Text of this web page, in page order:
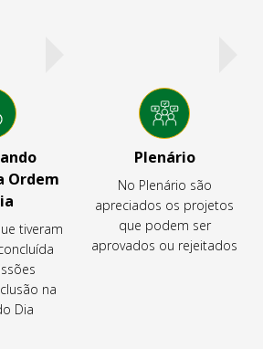
Ordem
tiveram
na
Dia
Plenário
No Plenário são
apreciados os projetos
que podem ser
aprovados ou rejeitados